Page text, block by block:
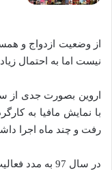
از وضعیت ازدواج و
نیست اما به احتمال
با نمایش مافیا به
رفت و چند ماه اجرا
در سال 97 به مدد فعالیت های خود در تئاتر چهره اش شناخته شد.